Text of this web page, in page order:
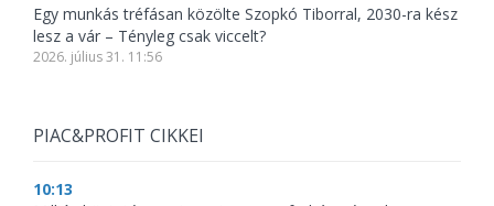
Egy munkás tréfásan közölte Szopkó Tiborral, 2030-ra kész
lesz a vár – Tényleg csak viccelt?
2026. július 31. 11:56
PIAC&PROFIT CIKKEI
10:13